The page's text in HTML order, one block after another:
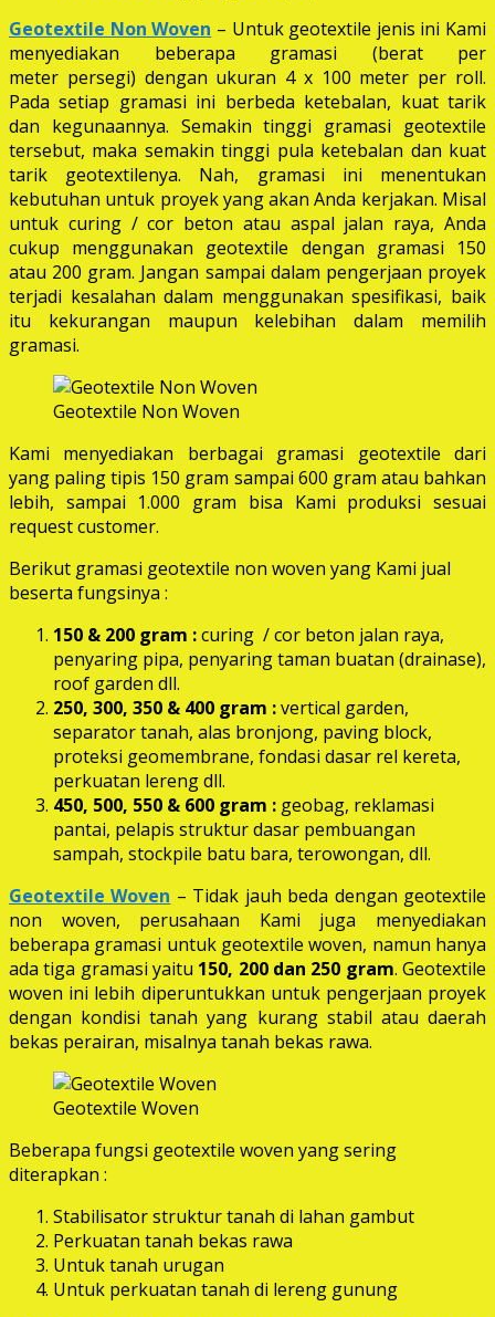
Geotextile Non Woven – Untuk geotextile jenis ini Kami
menyediakan beberapa gramasi (berat per
meter persegi) dengan ukuran 4 x 100 meter per roll.
Pada setiap gramasi ini berbeda ketebalan, kuat tarik
dan kegunaannya. Semakin tinggi gramasi geotextile
tersebut, maka semakin tinggi pula ketebalan dan kuat
tarik geotextilenya. Nah, gramasi ini menentukan
kebutuhan untuk proyek yang akan Anda kerjakan. Misal
untuk curing / cor beton atau aspal jalan raya, Anda
cukup menggunakan geotextile dengan gramasi 150
atau 200 gram. Jangan sampai dalam pengerjaan proyek
terjadi kesalahan dalam menggunakan spesifikasi, baik
itu kekurangan maupun kelebihan dalam memilih
gramasi.
Geotextile Non Woven
Kami menyediakan berbagai gramasi geotextile dari
yang paling tipis 150 gram sampai 600 gram atau bahkan
lebih, sampai 1.000 gram bisa Kami produksi sesuai
request customer.
Berikut gramasi geotextile non woven yang Kami jual
beserta fungsinya :
150 & 200 gram :curing / cor beton jalan raya,
penyaring pipa, penyaring taman buatan (drainase),
roof garden dll.
250, 300, 350 & 400 gram :vertical garden,
separator tanah, alas bronjong, paving block,
proteksi geomembrane, fondasi dasar rel kereta,
perkuatan lereng dll.
450, 500, 550 & 600 gram : geobag, reklamasi
pantai, pelapis struktur dasar pembuangan
sampah, stockpile batu bara, terowongan, dll.
Geotextile Woven – Tidak jauh beda dengan geotextile
non woven, perusahaan Kami juga menyediakan
beberapa gramasi untuk geotextile woven, namun hanya
ada tiga gramasi yaitu 150, 200 dan 250 gram. Geotextile
woven ini lebih diperuntukkan untuk pengerjaan proyek
dengan kondisi tanah yang kurang stabil atau daerah
bekas perairan, misalnya tanah bekas rawa.
Geotextile Woven
Beberapa fungsi geotextile woven yang sering
diterapkan :
Stabilisator struktur tanah di lahan gambut
Perkuatan tanah bekas rawa
Untuk tanah urugan
Untuk perkuatan tanah di lereng gunung